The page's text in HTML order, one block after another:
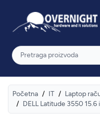
Overnight
Pretraga
Početna / IT / Laptop
/